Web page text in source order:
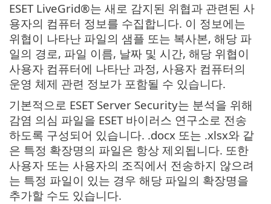
ESET LiveGrid®는 새로 감지된 위협과 관련된 사
용자의 컴퓨터 정보를 수집합니다. 이 정보에는
위협이 나타난 파일의 샘플 또는 복사본, 해당 파
일의 경로, 파일 이름, 날짜 및 시간, 해당 위협이
사용자 컴퓨터에 나타난 과정, 사용자 컴퓨터의
운영 체제 관련 정보가 포함될 수 있습니다.
기본적으로 ESET Server Security는 분석을 위해
감염 의심 파일을 ESET 바이러스 연구소로 전송
하도록 구성되어 있습니다. .docx 또는 .xlsx와 같
은 특정 확장명의 파일은 항상 제외됩니다. 또한
사용자 또는 사용자의 조직에서 전송하지 않으려
는 특정 파일이 있는 경우 해당 파일의 확장명을
추가할 수도 있습니다.